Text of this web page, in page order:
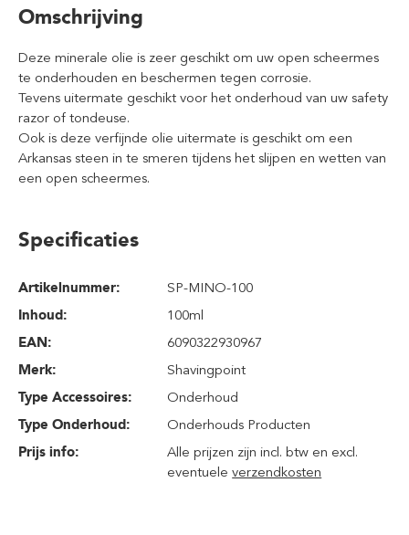
Omschrijving
Deze minerale olie is zeer geschikt om uw open scheermes
te onderhouden en beschermen tegen corrosie.
Tevens uitermate geschikt voor het onderhoud van uw safety
razor of tondeuse.
Ook is deze verfijnde olie uitermate is geschikt om een
Arkansas steen in te smeren tijdens het slijpen en wetten van
een open scheermes.
Specificaties
Artikelnummer:
SP-MINO-100
Inhoud:
100ml
EAN:
6090322930967
Merk:
Shavingpoint
Type Accessoires:
Onderhoud
Type Onderhoud:
Onderhouds Producten
Prijs info:
Alle prijzen zijn incl. btw en excl.
eventueleverzendkosten